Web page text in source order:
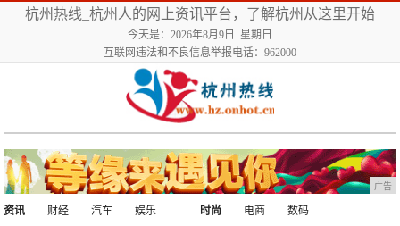
杭州热线_杭州人的网上资讯平台，了解杭州从这里开始
今天是：2026年8月9日 星期日
互联网违法和不良信息举报电话：962000
广告
资讯 财经 汽车
娱乐
时尚 电商
数码